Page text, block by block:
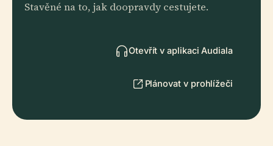
Stavěné na to, jak doopravdy cestujete.
Otevřít v aplikaci Audiala
Plánovat v prohlížeči